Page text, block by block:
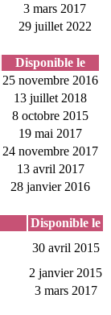
3 mars 2017
29 juillet 2022
Disponible le
25 novembre 2016
13 juillet 2018
8 octobre 2015
19 mai 2017
24 novembre 2017
13 avril 2017
28 janvier 2016
Disponible le
30 avril 2015
2 janvier 2015
3 mars 2017